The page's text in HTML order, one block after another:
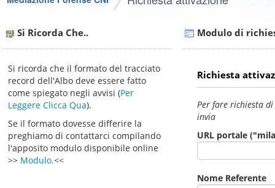
Si Ricorda Che..
Si ricorda che il formato del tracciato
record dell'Albo deve essere fatto
come spiegato negli avvisi (Per
Leggere Clicca Qua).
Se il formato dovesse differire la
preghiamo di contattarci compilando
l'apposito modulo disponibile online
>> Modulo.<<
Modulo di
Richiesta
Per fare richiesta
invia
URL portale
Nome Referente